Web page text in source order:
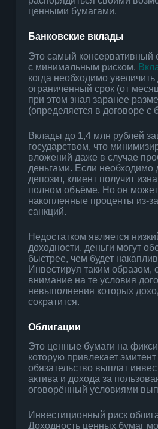
ценными бумагами.
Банковские вклады
Это самый консервативный
с минимальным риском.
когда необходимо
ограниченный срок (от
при этом зная заранее
(определяется в договоре с
Вклады до 1,4 млн рублей
государством, что
вложений даже в случае
деньгами. Если необходимо
депозит, клиент получит
полном объёме. Но он может
накопленные проценты из-
санкций.
Недостатком является
доходности, деньги могут
быстрее, чем будет
Инвестируя таким образом,
внимание на те условия
невыполнения которых
сократится.
Облигации
Это ценные бумаги на
которую привлекает
обязательство выплат
актива и дохода за
оговорённый условиями
Инвестиционный риск
Доходность ценных бумаг